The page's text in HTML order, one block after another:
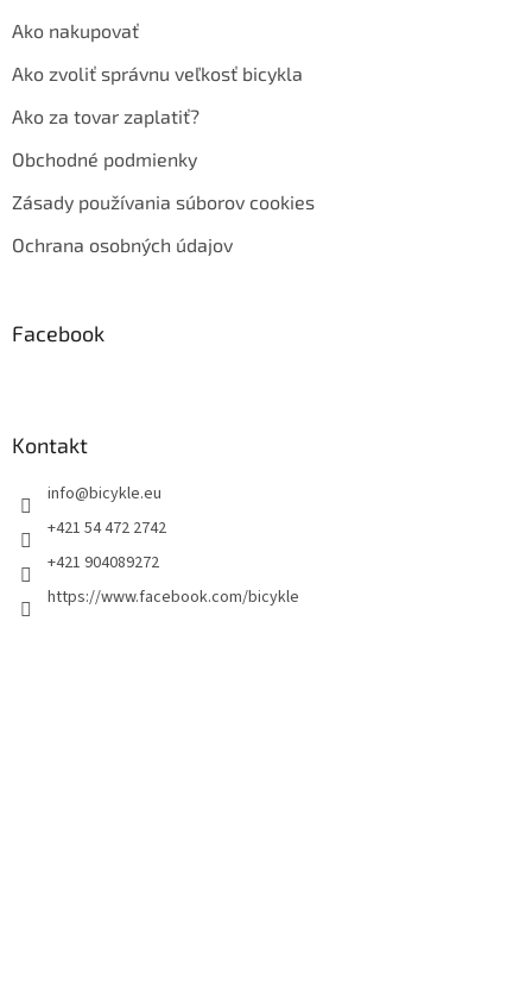
Ako nakupovať
Ako zvoliť správnu veľkosť bicykla
Ako za tovar zaplatiť?
Obchodné podmienky
Zásady používania súborov cookies
Ochrana osobných údajov
Facebook
Kontakt
info@bicykle.eu
+421 54 472 2742
+421 904089272
https://www.facebook.com/bicykle